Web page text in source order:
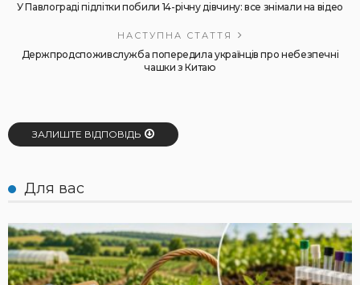
У Павлограді підлітки побили 14-річну дівчину: все знімали на відео
НАСТУПНА СТАТТЯ
Держпродспоживслужба попередила українців про небезпечні
чашки з Китаю
ЗАЛИШТЕ ВІДПОВІДЬ
Для вас